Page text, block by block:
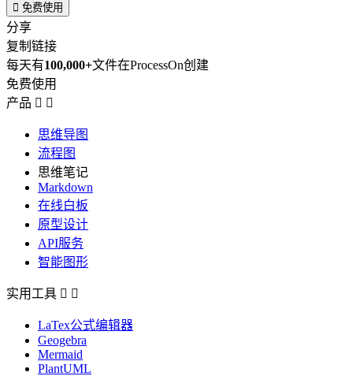
 免费使用
分享
复制链接
每天有100,000+文件在ProcessOn创建
免费使用
产品  
思维导图
流程图
思维笔记
Markdown
在线白板
原型设计
API服务
智能图形
实用工具  
LaTex公式编辑器
Geogebra
Mermaid
PlantUML